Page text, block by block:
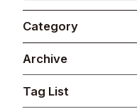
Company
Philosophy
Business
Category
Archive
Tag List